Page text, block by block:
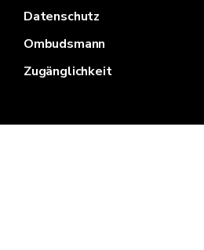
Datenschutz
Ombudsmann
Zugänglichkeit